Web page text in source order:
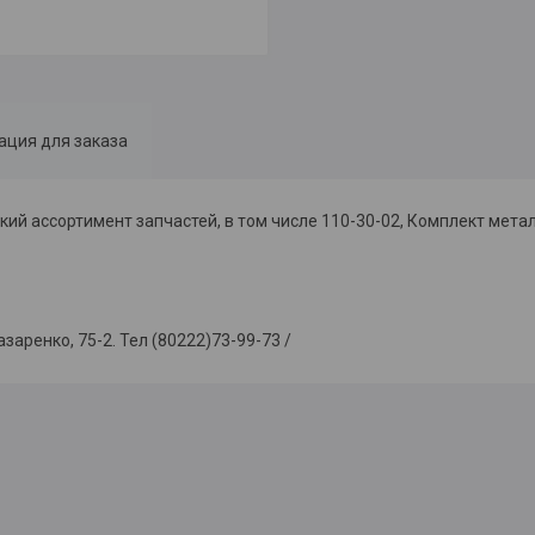
для заказа
ассортимент запчастей, в том числе 110-30-02, Комплект
75-2. Тел (80222)73-99-73 /